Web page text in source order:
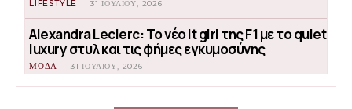
LIFESTYLE 31 ΙΟΥΛΊΟΥ, 2026
Alexandra Leclerc: Το νέο it girl της F1 με το quiet
luxury στυλ και τις φήμες εγκυμοσύνης
ΜΟΔΑ 31 ΙΟΥΛΊΟΥ, 2026